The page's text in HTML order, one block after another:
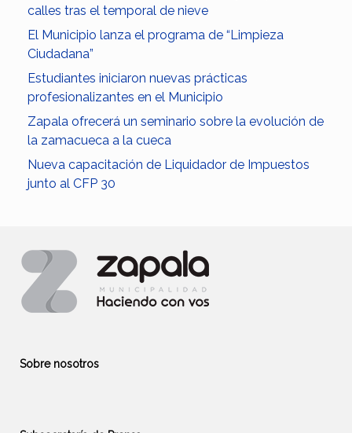
calles tras el temporal de nieve
El Municipio lanza el programa de “Limpieza
Ciudadana”
Estudiantes iniciaron nuevas prácticas
profesionalizantes en el Municipio
Zapala ofrecerá un seminario sobre la evolución de
la zamacueca a la cueca
Nueva capacitación de Liquidador de Impuestos
junto al CFP 30
Sobre nosotros